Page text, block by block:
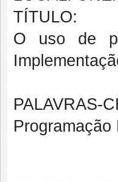
TÍTULO:
O uso de
PALAVRAS-